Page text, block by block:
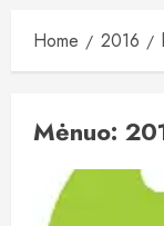
Home 2016
Mėnuo: